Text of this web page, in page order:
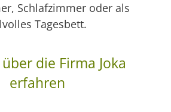
Schlafzimmer oder als
Tagesbett.
die Firma Joka
erfahren